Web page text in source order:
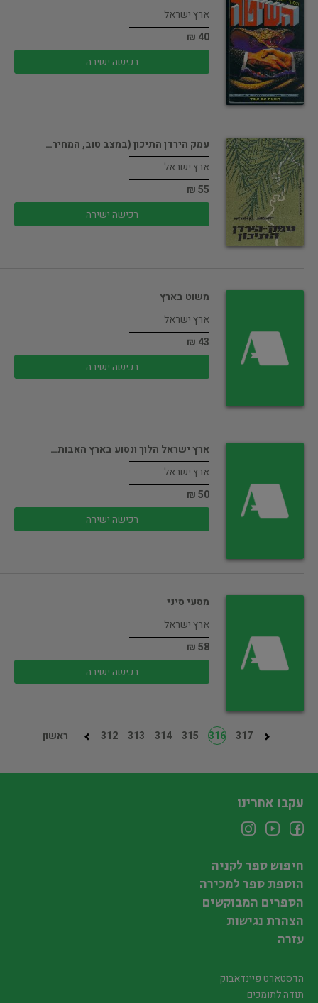
ארץ ישראל
40 ₪
רכישה ישירה
עמק הירדן התיכון (במצב טוב, המחיר…
ארץ ישראל
55 ₪
רכישה ישירה
משוט בארץ
ארץ ישראל
43 ₪
רכישה ישירה
ארץ ישראל הלוך ונסוע בארץ האבות…
ארץ ישראל
50 ₪
רכישה ישירה
מסעי סיני
ארץ ישראל
58 ₪
רכישה ישירה
ראשון 312 313 314 315 316 317
עקבו אחרינו
חיפוש ספר לקניה
הוספת ספר למכירה
הספרים המבוקשים
הצהרת נגישות
עזרה
הדסטארט פיינדאבוק
תודה לתומכים